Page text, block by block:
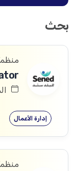
بحث
إدارة الأعمال